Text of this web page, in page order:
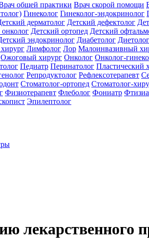
общей практики Врач скорой помощи
Гинеколог Гинеколог-эндокринолог
дерматолог Детский дефектолог
Детский ортопед Детский
эндокринолог Диабетолог Диетолог
Лимфолог Лор Малоинвазивный
Ожоговый хирург Онколог Онколог-
Педиатр Перинатолог Пластический
Репродуктолог Рефлексотерапевт
Стоматолог-ортопед Стоматолог-
Физиотерапевт Флеболог Фониатр
Эпилептолог
лекарственного